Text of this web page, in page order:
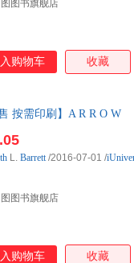
图书旗舰店
购物车 收藏
售 按需印刷】A R R O W
图书旗舰店
L. Barrett/2016-07-01 /
购物车 收藏